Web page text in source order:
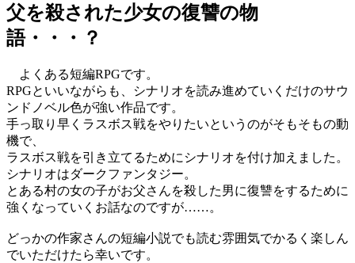
父を殺された少女の復讐の物
語・・・？
よくある短編RPGです。
RPGといいながらも、シナリオを読み進めていくだけのサウ
ンドノベル色が強い作品です。
手っ取り早くラスボス戦をやりたいというのがそもそもの動
機で、
ラスボス戦を引き立てるためにシナリオを付け加えました。
シナリオはダークファンタジー。
とある村の女の子がお父さんを殺した男に復讐をするために
強くなっていくお話なのですが……。
どっかの作家さんの短編小説でも読む雰囲気でかるく楽しん
でいただけたら幸いです。